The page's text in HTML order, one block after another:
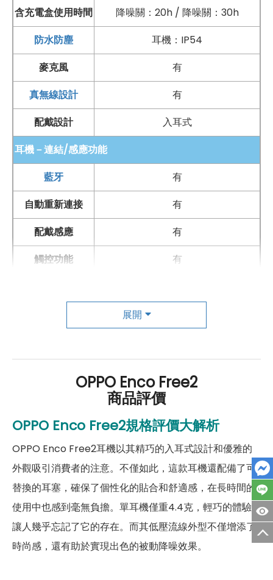
操作與控制：
滑動觸控手勢
續航時間與充電：
搭配充電盒享有 30 小時續航
充電盒採用
＊規格以原廠官網說明為準
手機哪裡買價格最便宜划算有保障?
如果想要買到價格最便宜划算又有保障的手機當然要到
續約/攜碼再享高額折扣！此外在台灣有超過
，一間購買連鎖服務，一次購買終生服務，售後
免擔心購買有保障，買手機來傑昇好節省！
含充電盒使用時間
降噪關：20h / 降噪關：30h
防水防塵
耳機：IP54
麥克風
有
真無線設計
有
配戴設計
入耳式
耳機－連結/感應功能
藍牙
有
自動重新連接
有
配戴感應
有
觸控功能
有
33.9 x 21.9 x 19.6 mm
耳機重量
4.4g
充電盒尺寸
66.9 x 51.5 x 24.0 mm
展開
OPPO Enco Free2
商品評價
OPPO Enco Free2規格評價大解析
OPPO Enco Free2耳機以其精巧的入耳式設計和優雅的
外觀吸引消費者的注意。不僅如此，這款耳機還配備了可
替換的耳塞，確保了個性化的貼合和舒適感，在長時間的
使用中也感到毫無負擔。單耳機僅重4.4克，輕巧的體驗
讓人幾乎忘記了它的存在。而其低壓流線外型不僅增添了
時尚感，還有助於實現出色的被動降噪效果。